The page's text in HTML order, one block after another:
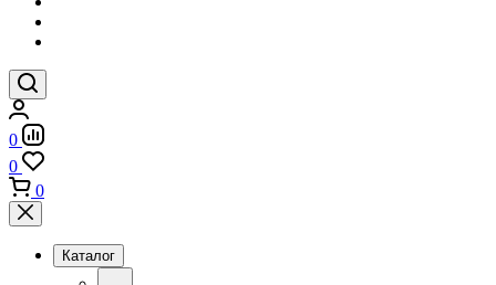
0
0
0
Каталог